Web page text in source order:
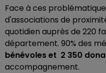
Face à ces
d'associations de
quotidien auprès de 220
département. 90% des
bénévoles et 2 350
accompagnement.